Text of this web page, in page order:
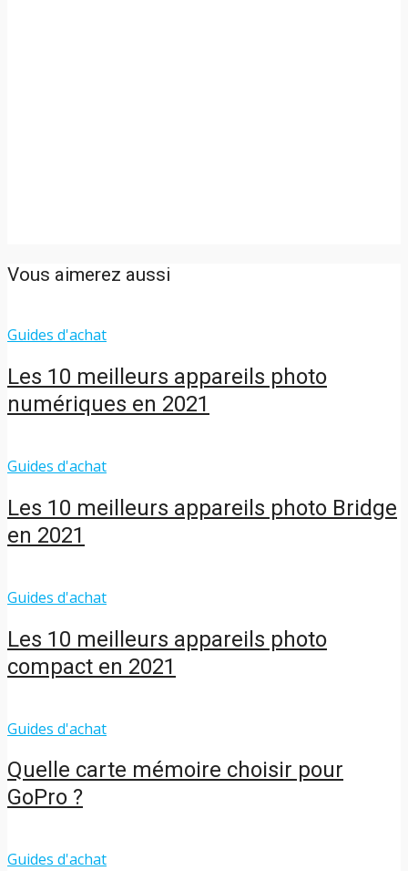
Vous aimerez aussi
Guides d'achat
Les 10 meilleurs appareils photo
numériques en 2021
Guides d'achat
Les 10 meilleurs appareils photo Bridge
en 2021
Guides d'achat
Les 10 meilleurs appareils photo
compact en 2021
Guides d'achat
Quelle carte mémoire choisir pour
GoPro ?
Guides d'achat